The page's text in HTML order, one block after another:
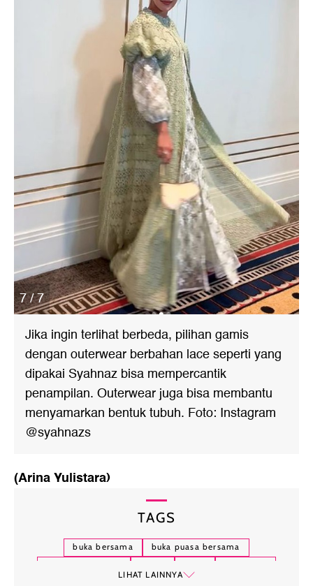
7 / 7
Jika ingin terlihat berbeda, pilihan gamis
dengan outerwear berbahan lace seperti yang
dipakai Syahnaz bisa mempercantik
penampilan. Outerwear juga bisa membantu
menyamarkan bentuk tubuh. Foto: Instagram
@syahnazs
(Arina Yulistara)
TAGS
buka bersama
buka puasa bersama
LIHAT LAINNYA